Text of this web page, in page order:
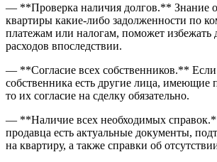
— **Проверка наличия долгов.** Знание о
квартиры какие-либо задолженности по
платежам или налогам, поможет избежать
расходов впоследствии.
— **Согласие всех собственников.**
собственника есть другие лица, имеющие
то их согласие на сделку обязательно.
— **Наличие всех необходимых
продавца есть актуальные документы,
на квартиру, а также справки об